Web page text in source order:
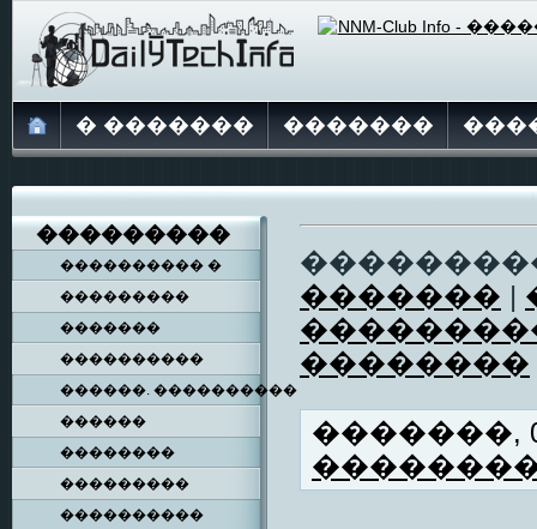
� ������� �������
���������
���������� �
���������
�������
����������
������. ����������
������
��������
���������
����������
������� |
��������
�������,